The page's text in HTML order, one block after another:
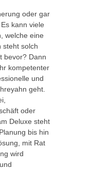
oder gar
kann viele
welche eine
steht solch
bevor? Dann
kompetenter
und
geht.
oder
Deluxe steht
bis hin
mit Rat
wird